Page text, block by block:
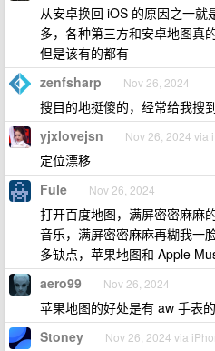
从安卓换回 iOS 的原因之一
多，各种第三方和安卓地图真
但是该有的都有
zenfsharp Nov 26, 2024
搜目的地挺傻的，经常给我搜
yjxlovejsn Nov 26, 2024 via
定位漂移
Fule Nov 26, 2024
打开百度地图，满屏密密麻麻
音乐，满屏密密麻麻再糊我一
多缺点，苹果地图和 Apple
aero99 Nov 26, 2024
苹果地图的好处是有 aw 手表
Stoney Nov 26, 2024 via